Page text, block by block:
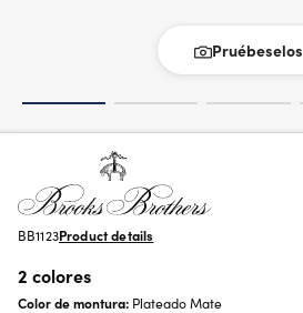
Pruébeselos
BB1123Product details
2 colores
Color de montura: Plateado Mate